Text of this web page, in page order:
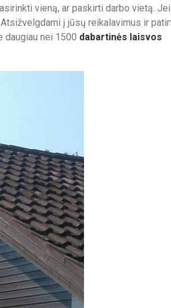
vieną, ar paskirti darbo vietą. Jei
į jūsų reikalavimus ir
daugiau nei 1500 dabartinės laisvos